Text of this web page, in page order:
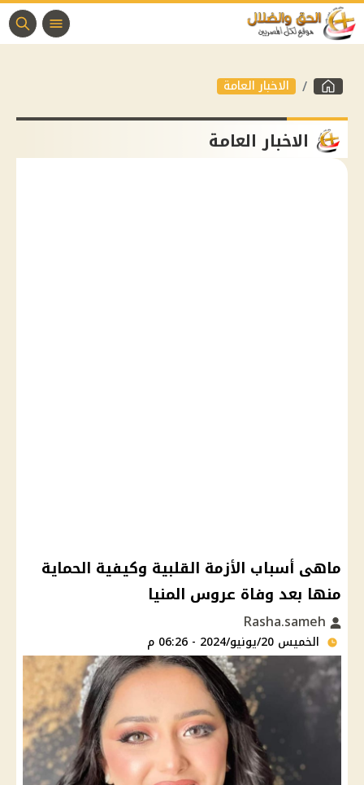
الاخبار العامة
الاخبار العامة
ماهى أسباب الأزمة القلبية وكيفية الحماية
منها بعد وفاة عروس المنيا
الخميس 20/يونيو/2024 - 06:26 م